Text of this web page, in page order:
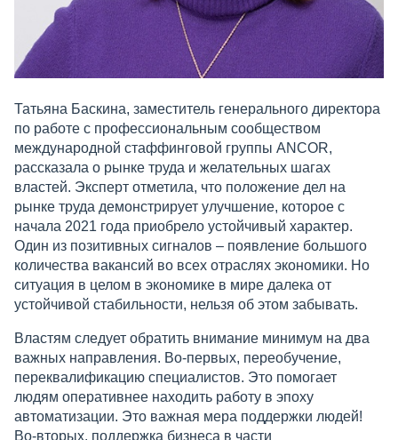
Татьяна Баскина, заместитель генерального директора
по работе с профессиональным сообществом
международной стаффинговой группы ANCOR,
рассказала о рынке труда и желательных шагах
властей. Эксперт отметила, что положение дел на
рынке труда демонстрирует улучшение, которое с
начала 2021 года приобрело устойчивый характер.
Один из позитивных сигналов – появление большого
количества вакансий во всех отраслях экономики. Но
ситуация в целом в экономике в мире далека от
устойчивой стабильности, нельзя об этом забывать.
Властям следует обратить внимание минимум на два
важных направления. Во-первых, переобучение,
переквалификацию специалистов. Это помогает
людям оперативнее находить работу в эпоху
автоматизации. Это важная мера поддержки людей!
Во-вторых, поддержка бизнеса в части